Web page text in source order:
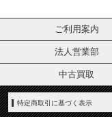
ご利用案内
法人営業部
中古買取
特定商取引に基づく表示